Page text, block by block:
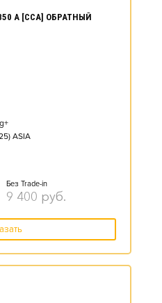
А [CCA] ОБРАТНЫЙ
ASIA
Без Trade-in
9 400 руб.